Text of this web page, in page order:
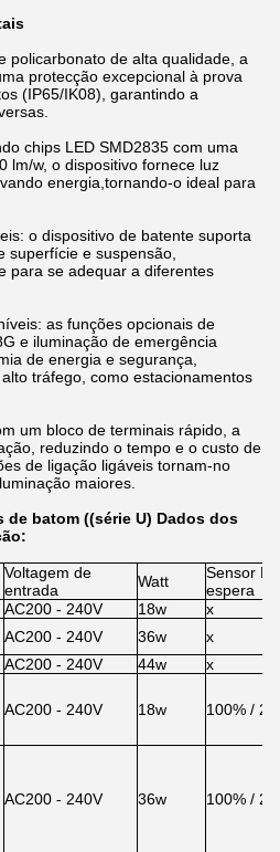
policarbonato de alta qualidade, a
protecção excepcional à prova
(IP65/IK08), garantindo a
chips LED SMD2835 com uma
lm/w, o dispositivo fornece luz
energia,tornando-o ideal para
o dispositivo de batente suporta
superfície e suspensão,
para se adequar a diferentes
as funções opcionais de
e iluminação de emergência
de energia e segurança,
tráfego, como estacionamentos
um bloco de terminais rápido, a
reduzindo o tempo e o custo de
de ligação ligáveis tornam-no
maiores.
de batom ((série U) Dados dos
Voltagem de
entrada
Watt
Sensor
espera
AC200 - 240V 18w
x
AC200 - 240V 36w
x
AC200 - 240V 44w
x
AC200 - 240V 18w 100% /
AC200 - 240V 36w 100% /